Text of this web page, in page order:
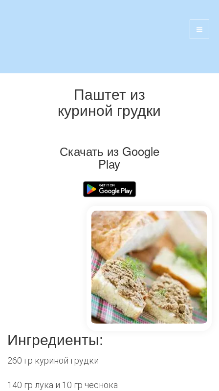
Паштет из
куриной грудки
Скачать из Google
Play
Ингредиенты:
260 гр куриной грудки
140 гр лука и 10 гр чеснока